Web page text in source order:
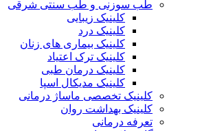
طب سوزنی و طب سنتی شرقی
کلینیک زیبایی
کلینیک درد
کلینیک بیماری های زنان
کلینیک ترک اعتیاد
کلینیک درمان طبی
کلینیک مدیکال اسپا
کلینیک تخصصی ماساژ درمانی
کلینیک بهداشت روان
تعرفه درمانی